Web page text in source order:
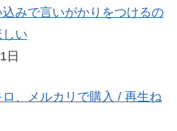
みで言いがかりをつけるの
い
日
、メルカリで購入 / 再生ね